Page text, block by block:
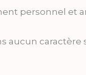
personnel et
aucun caractère